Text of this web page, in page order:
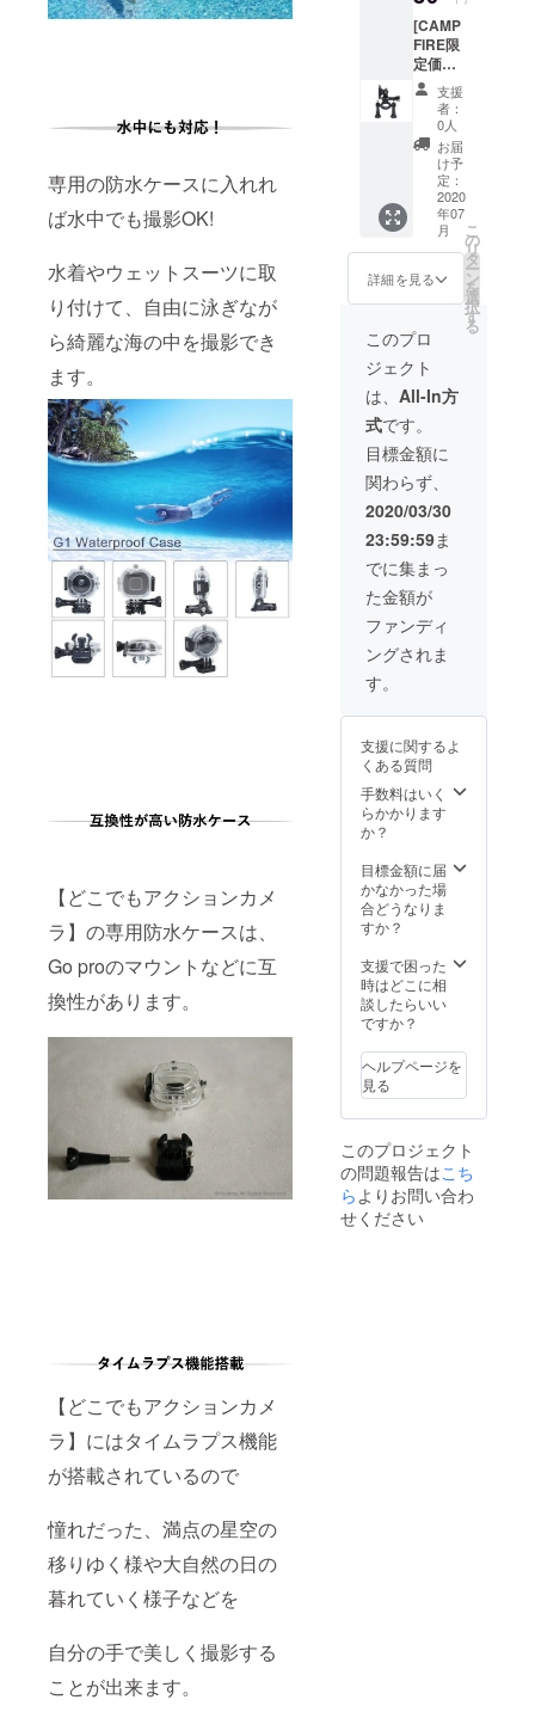
専用の防水ケースに入れれ
ば水中でも撮影OK!
水着やウェットスーツに取
り付けて、自由に泳ぎなが
ら綺麗な海の中を撮影でき
ます。
【どこでもアクションカメ
ラ】の専用防水ケースは、
Go proのマウントなどに互
換性があります。
【どこでもアクションカメ
ラ】にはタイムラプス機能
が搭載されているので
憧れだった、満点の星空の
移りゆく様や大自然の日の
暮れていく様子などを
自分の手で美しく撮影する
ことが出来ます。
格
2,480円
（送料
込み）
[CAMP
FIRE限
定価格
24％オ
フ] ■専
用マウ
ントB１
【CAM
PFIRE
限定価
格 24％
オフ】
・一般
販売予
格
3,680円
→CAM
PFIRE
限定価
格
2,780円
（送料
込み）
支援
者：
0人
お届
け予
定：
2020
年07
月
詳細を見る
こ
の
リ
タ
ー
ン
を
選
択
す
る
このプロ
ジェクト
は、 All-In方
式です。
目標金額に
関わらず、
2020/03/30
23:59:59ま
でに集まっ
た金額が
ファンディ
ングされま
す。
支援に関するよ
くある質問
手数料はいく
らかかります
か？
目標金額に届
かなかった場
合どうなりま
すか？
支援で困った
時はどこに相
談したらいい
ですか？
ヘルプページを
見る
このプロジェクト
の問題報告はこち
らよりお問い合わ
せください